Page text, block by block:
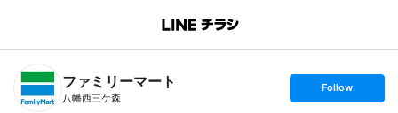
B
n
T
ファミリーマート
八幡西三ケ森
s
t
Follow